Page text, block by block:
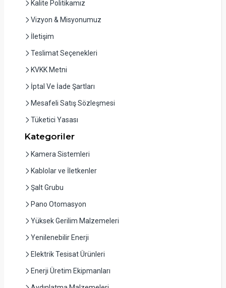
Kalite Politikamız
Vizyon & Misyonumuz
İletişim
Teslimat Seçenekleri
KVKK Metni
İptal Ve İade Şartları
Mesafeli Satış Sözleşmesi
Tüketici Yasası
Kategoriler
Kamera Sistemleri
Kablolar ve İletkenler
Şalt Grubu
Pano Otomasyon
Yüksek Gerilim Malzemeleri
Yenilenebilir Enerji
Elektrik Tesisat Ürünleri
Enerji Üretim Ekipmanları